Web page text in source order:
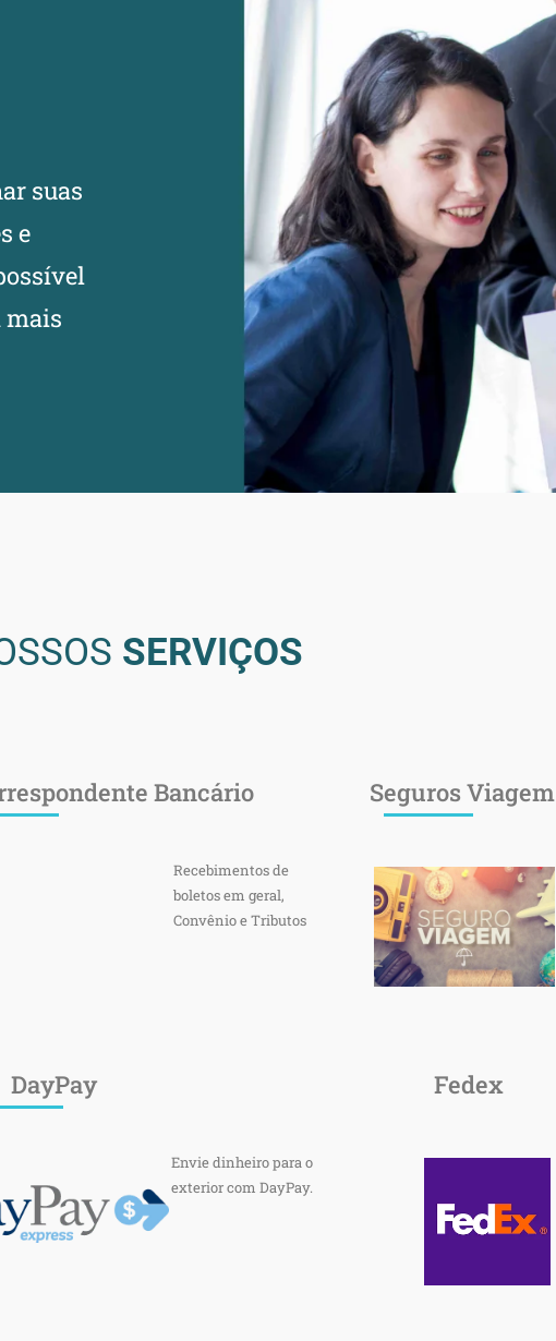
suas
e
mais
SERVIÇOS
Bancário Seguros Viagem
Recebimentos de
boletos em geral,
Convênio e Tributos
DayPay Fedex
Envie dinheiro para o
exterior com DayPay.